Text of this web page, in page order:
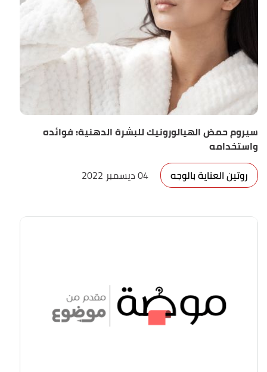
سيروم حمض الهيالورونيك للبشرة الدهنية: فوائده
واستخدامه
روتين العناية بالوجه
04 ديسمبر 2022